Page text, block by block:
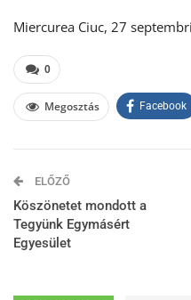
Miercurea Ciuc, 27
0
Megosztás Facebook
ELŐZŐ
Köszönetet mondott a
Tegyünk Egymásért
Egyesület